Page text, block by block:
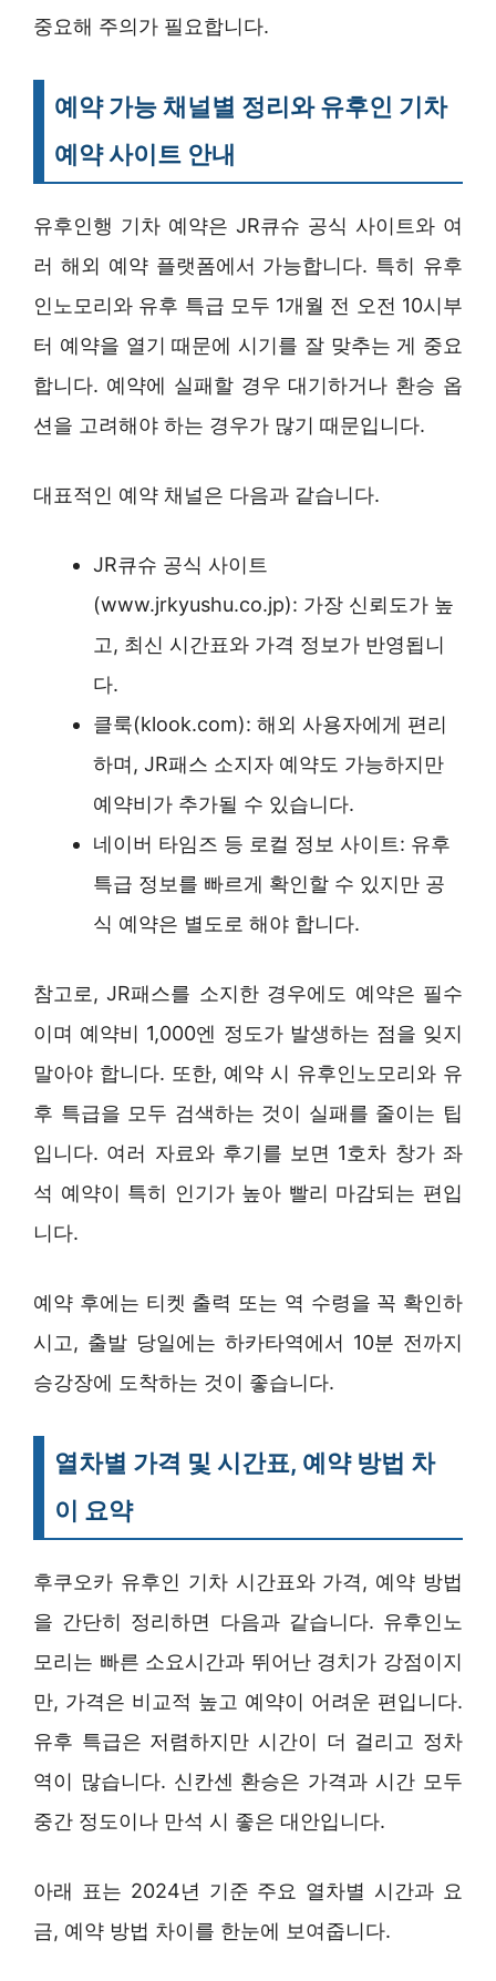
중요해 주의가 필요합니다.
예약 가능 채널별 정리와 유후인 기차
예약 사이트 안내
유후인행 기차 예약은 JR큐슈 공식 사이트와 여
러 해외 예약 플랫폼에서 가능합니다. 특히 유후
인노모리와 유후 특급 모두 1개월 전 오전 10시부
터 예약을 열기 때문에 시기를 잘 맞추는 게 중요
합니다. 예약에 실패할 경우 대기하거나 환승 옵
션을 고려해야 하는 경우가 많기 때문입니다.
대표적인 예약 채널은 다음과 같습니다.
JR큐슈 공식 사이트
(www.jrkyushu.co.jp): 가장 신뢰도가 높
고, 최신 시간표와 가격 정보가 반영됩니
다.
클룩(klook.com): 해외 사용자에게 편리
하며, JR패스 소지자 예약도 가능하지만
예약비가 추가될 수 있습니다.
네이버 타임즈 등 로컬 정보 사이트: 유후
특급 정보를 빠르게 확인할 수 있지만 공
식 예약은 별도로 해야 합니다.
참고로, JR패스를 소지한 경우에도 예약은 필수
이며 예약비 1,000엔 정도가 발생하는 점을 잊지
말아야 합니다. 또한, 예약 시 유후인노모리와 유
후 특급을 모두 검색하는 것이 실패를 줄이는 팁
입니다. 여러 자료와 후기를 보면 1호차 창가 좌
석 예약이 특히 인기가 높아 빨리 마감되는 편입
니다.
예약 후에는 티켓 출력 또는 역 수령을 꼭 확인하
시고, 출발 당일에는 하카타역에서 10분 전까지
승강장에 도착하는 것이 좋습니다.
열차별 가격 및 시간표, 예약 방법 차
이 요약
후쿠오카 유후인 기차 시간표와 가격, 예약 방법
을 간단히 정리하면 다음과 같습니다. 유후인노
모리는 빠른 소요시간과 뛰어난 경치가 강점이지
만, 가격은 비교적 높고 예약이 어려운 편입니다.
유후 특급은 저렴하지만 시간이 더 걸리고 정차
역이 많습니다. 신칸센 환승은 가격과 시간 모두
중간 정도이나 만석 시 좋은 대안입니다.
아래 표는 2024년 기준 주요 열차별 시간과 요
금, 예약 방법 차이를 한눈에 보여줍니다.